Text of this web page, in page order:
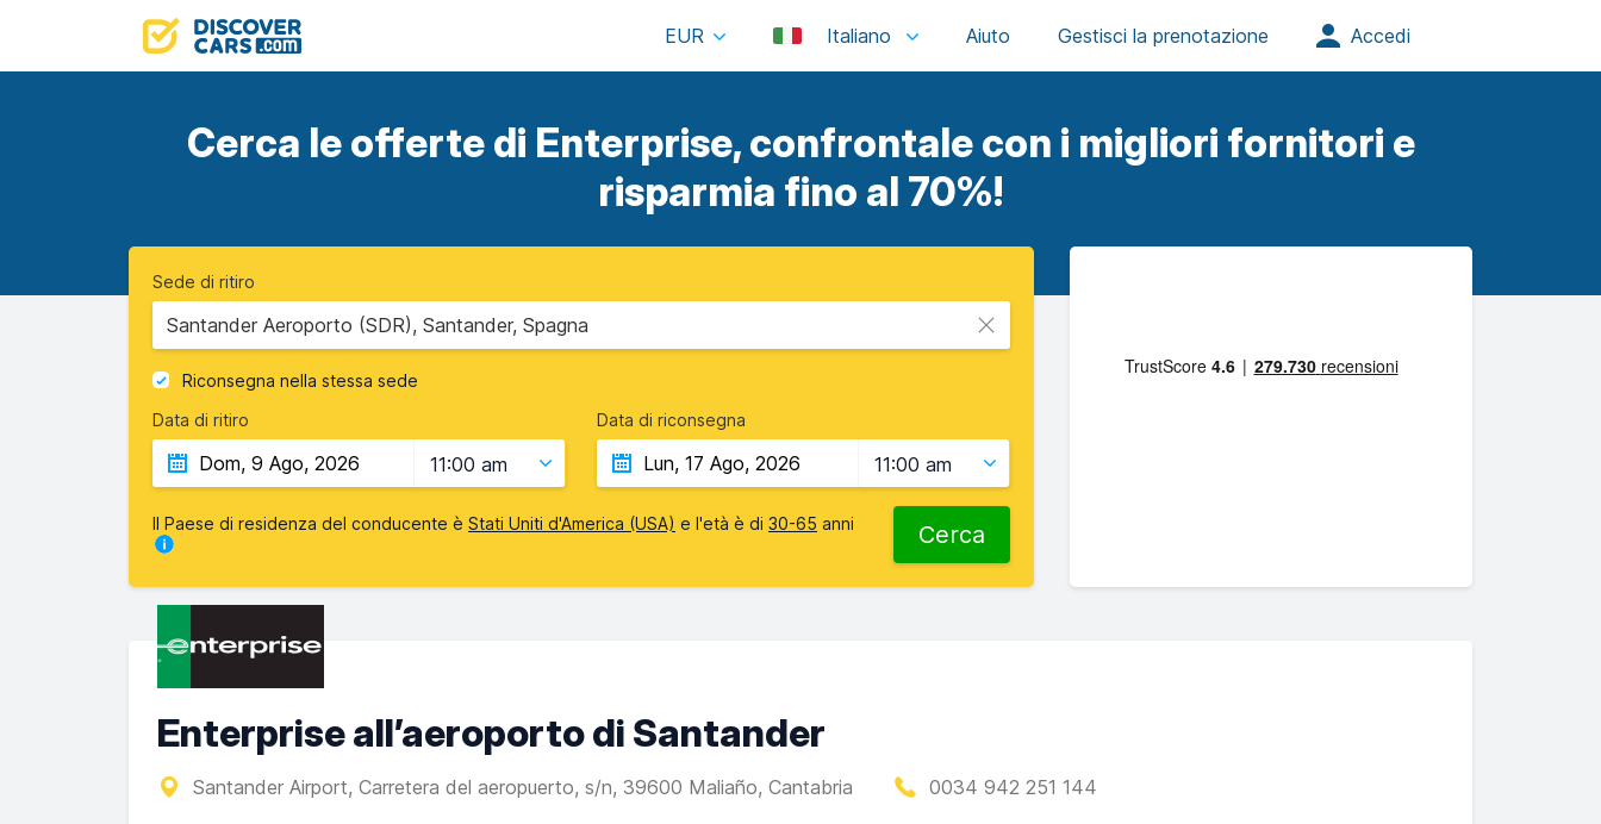
EUR Italiano
Cerca le offerte di Enterprise, confrontale con i migliori fornitori e
risparmia fino al 70%!
Sede di ritiro
Santander Aeroporto (SDR), Santander, Spagna
Riconsegna nella stessa sede
Data di ritiro
11:00 am
Data di riconsegna
11:00 am
Il Paese di residenza del conducente è Stati Uniti d'America (USA) e l'età è di 30-65 anni Cerca
Enterprise all’aeroporto di Santander
Santander Airport, Carretera del aeropuerto, s/n, 39600 Maliaño, Cantabria 0034 942 251 144